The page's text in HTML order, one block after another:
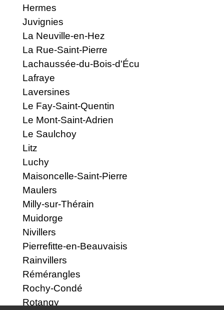
Hermes
Juvignies
La Neuville-en-Hez
La Rue-Saint-Pierre
Lachaussée-du-Bois-d'Écu
Lafraye
Laversines
Le Fay-Saint-Quentin
Le Mont-Saint-Adrien
Le Saulchoy
Litz
Luchy
Maisoncelle-Saint-Pierre
Maulers
Milly-sur-Thérain
Muidorge
Nivillers
Pierrefitte-en-Beauvaisis
Rainvillers
Rémérangles
Rochy-Condé
Rotangy